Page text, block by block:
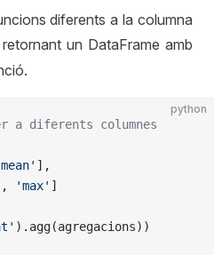
diferents a la columna
un DataFrame amb
python
a diferents columnes
],
, 'max' ]
).agg(agregacions))